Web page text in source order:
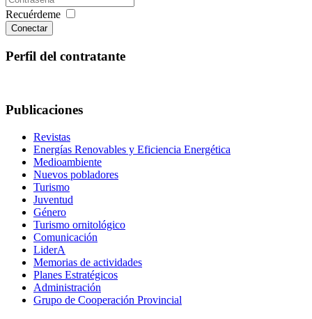
Recuérdeme
Conectar
Perfil del contratante
Publicaciones
Revistas
Energías Renovables y Eficiencia Energética
Medioambiente
Nuevos pobladores
Turismo
Juventud
Género
Turismo ornitológico
Comunicación
LiderA
Memorias de actividades
Planes Estratégicos
Administración
Grupo de Cooperación Provincial